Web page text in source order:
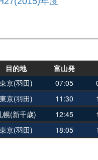
目的地 富山発
東京(羽田) 07:05
東京(羽田) 11:30
幌(新千歳) 12:45
東京(羽田) 18:05